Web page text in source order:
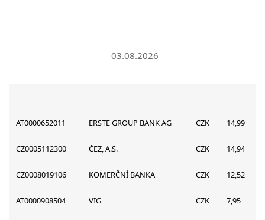
03.08.2026
AT0000652011 ERSTE GROUP BANK AG CZK 14,99
CZ0005112300 ČEZ, A.S. CZK 14,94
CZ0008019106 KOMERČNÍ BANKA CZK 12,52
AT0000908504 VIG CZK 7,95